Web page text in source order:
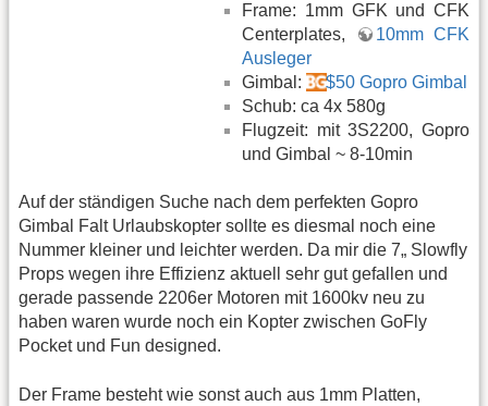
Frame: 1mm GFK und CFK
Centerplates,
10mm CFK
Ausleger
Gimbal:
$50 Gopro Gimbal
Schub: ca 4x 580g
Flugzeit: mit 3S2200, Gopro
und Gimbal ~ 8-10min
Auf der ständigen Suche nach dem perfekten Gopro
Gimbal Falt Urlaubskopter sollte es diesmal noch eine
Nummer kleiner und leichter werden. Da mir die 7„ Slowfly
Props wegen ihre Effizienz aktuell sehr gut gefallen und
gerade passende 2206er Motoren mit 1600kv neu zu
haben waren wurde noch ein Kopter zwischen GoFly
Pocket und Fun designed.
Der Frame besteht wie sonst auch aus 1mm Platten,